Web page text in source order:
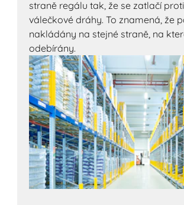
straně regálu tak, že se zatlačí
válečkové dráhy. To znamená, že
nakládány na stejné straně, na
odebírány.